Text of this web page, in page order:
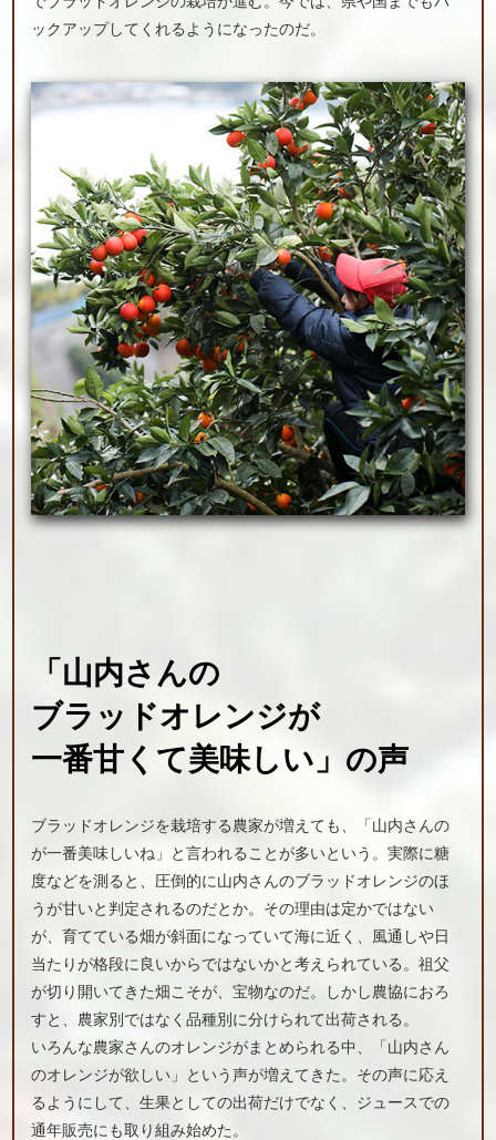
ックアップしてくれるようになったのだ。
「山内さんの
ブラッドオレンジが
一番甘くて美味しい」の声
ブラッドオレンジを栽培する農家が増えても、「山内さんの
が一番美味しいね」と言われることが多いという。実際に糖
度などを測ると、圧倒的に山内さんのブラッドオレンジのほ
うが甘いと判定されるのだとか。その理由は定かではない
が、育てている畑が斜面になっていて海に近く、風通しや日
当たりが格段に良いからではないかと考えられている。祖父
が切り開いてきた畑こそが、宝物なのだ。しかし農協におろ
すと、農家別ではなく品種別に分けられて出荷される。
いろんな農家さんのオレンジがまとめられる中、「山内さん
のオレンジが欲しい」という声が増えてきた。その声に応え
るようにして、生果としての出荷だけでなく、ジュースでの
通年販売にも取り組み始めた。